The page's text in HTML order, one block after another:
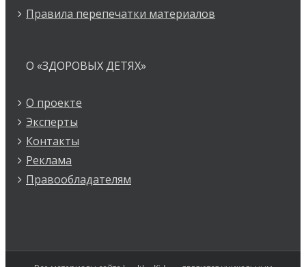
Правила перепечатки материалов
О «ЗДОРОВЫХ ДЕТЯХ»
О проекте
Эксперты
Контакты
Реклама
Правообладателям